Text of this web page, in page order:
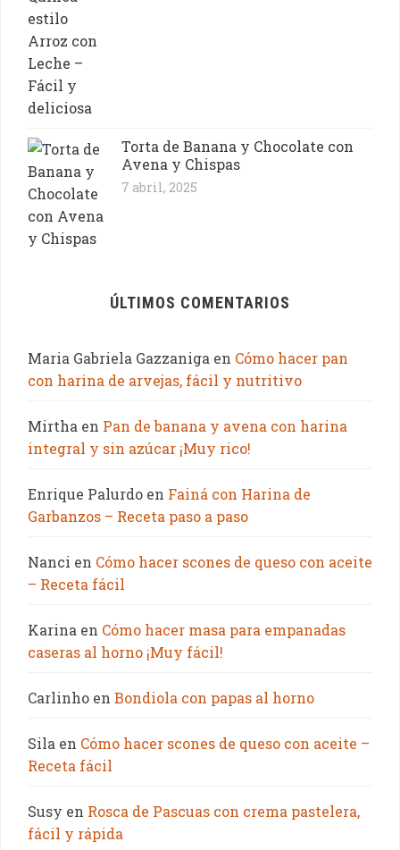
Torta de Banana y Chocolate con
Avena y Chispas
7 abril, 2025
ÚLTIMOS COMENTARIOS
Maria Gabriela Gazzaniga en Cómo hacer pan
con harina de arvejas, fácil y nutritivo
Mirtha en Pan de banana y avena con harina
integral y sin azúcar ¡Muy rico!
Enrique Palurdo en Fainá con Harina de
Garbanzos – Receta paso a paso
Nanci en Cómo hacer scones de queso con aceite
– Receta fácil
Karina en Cómo hacer masa para empanadas
caseras al horno ¡Muy fácil!
Carlinho en Bondiola con papas al horno
Sila en Cómo hacer scones de queso con aceite –
Receta fácil
Susy en Rosca de Pascuas con crema pastelera,
fácil y rápida